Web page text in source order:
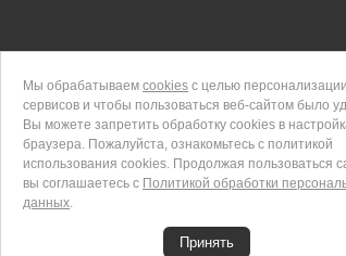
Политика в
Согласие на
Согласие на
Политика
Согласие на
Мы обрабатываем cookies с целью персонализации
сервисов и чтобы пользоваться веб-сайтом было
Вы можете запретить обработку сookies в
браузера. Пожалуйста, ознакомьтесь с политикой
использования cookies. Продолжая пользоваться
вы соглашаетесь с Политикой обработки
данных.
Принять